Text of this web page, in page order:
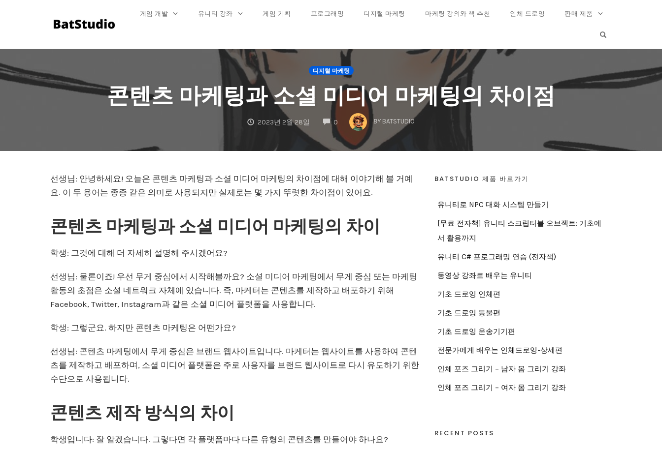
to
content
게임 개발 유니티 강좌 게임 기획 프로그래밍 디지털 마케팅 마케팅 강의와 책 추천 인체 드로잉 판매 제품
OPEN SEARCH
디지털 마케팅
콘텐츠 마케팅과 소셜 미디어 마케팅의 차이점
2023년 2월 28일 0
COMMENTS
BY BATSTUDIO
선생님: 안녕하세요! 오늘은 콘텐츠 마케팅과 소셜 미디어 마케팅의 차이점에 대해 이야기해 볼 거예
요. 이 두 용어는 종종 같은 의미로 사용되지만 실제로는 몇 가지 뚜렷한 차이점이 있어요.
콘텐츠 마케팅과 소셜 미디어 마케팅의 차이
학생: 그것에 대해 더 자세히 설명해 주시겠어요?
선생님: 물론이죠! 우선 무게 중심에서 시작해볼까요? 소셜 미디어 마케팅에서 무게 중심 또는 마케팅
활동의 초점은 소셜 네트워크 자체에 있습니다. 즉, 마케터는 콘텐츠를 제작하고 배포하기 위해
Facebook, Twitter, Instagram과 같은 소셜 미디어 플랫폼을 사용합니다.
학생: 그렇군요. 하지만 콘텐츠 마케팅은 어떤가요?
선생님: 콘텐츠 마케팅에서 무게 중심은 브랜드 웹사이트입니다. 마케터는 웹사이트를 사용하여 콘텐
츠를 제작하고 배포하며, 소셜 미디어 플랫폼은 주로 사용자를 브랜드 웹사이트로 다시 유도하기 위한
수단으로 사용됩니다.
콘텐츠 제작 방식의 차이
학생입니다: 잘 알겠습니다. 그렇다면 각 플랫폼마다 다른 유형의 콘텐츠를 만들어야 하나요?
BATSTUDIO 제품 바로가기
유니티로 NPC 대화 시스템 만들기
[무료 전자책] 유니티 스크립터블 오브젝트: 기초에
서 활용까지
유니티 C# 프로그래밍 연습 (전자책)
동영상 강좌로 배우는 유니티
기초 드로잉 인체편
기초 드로잉 동물편
기초 드로잉 운송기기편
전문가에게 배우는 인체드로잉-상세편
인체 포즈 그리기 – 남자 몸 그리기 강좌
인체 포즈 그리기 – 여자 몸 그리기 강좌
RECENT POSTS